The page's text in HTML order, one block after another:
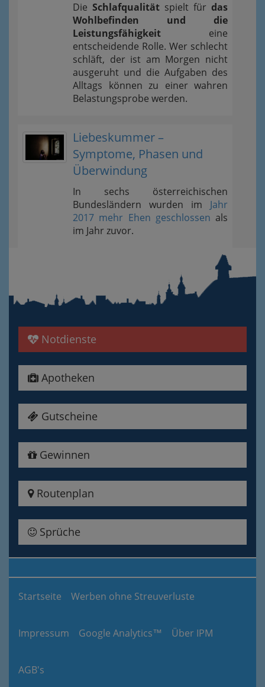
Die Schlafqualität spielt für das
Wohlbefinden und die
Leistungsfähigkeit eine
entscheidende Rolle. Wer schlecht
schläft, der ist am Morgen nicht
ausgeruht und die Aufgaben des
Alltags können zu einer wahren
Belastungsprobe werden.
Liebeskummer –
Symptome, Phasen und
Überwindung
In sechs österreichischen
Bundesländern wurden im Jahr
2017 mehr Ehen geschlossen als
im Jahr zuvor.
Notdienste
Apotheken
Gutscheine
Gewinnen
Routenplan
Sprüche
Startseite Werben ohne Streuverluste
Impressum Google Analytics™ Über IPM
AGB's